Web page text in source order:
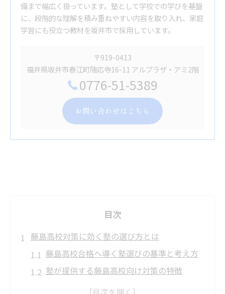
備まで幅広く扱っています。塾として学校での学びを基盤
に、段階的な理解を積み重ねやすい内容を取り入れ、家庭
学習にも役立つ教材を坂井市で採用しています。
〒919-0413
福井県坂井市春江町随応寺16-11 アルプラザ・アミ2階
0776-51-5389
お問い合わせはこちら
目次
藤島高校対策に効く塾の選び方とは
藤島高校合格へ導く塾選びの基準と考え方
塾が提供する藤島高校向け対策の特徴
塾選びで差をつける学習環境の見極め方